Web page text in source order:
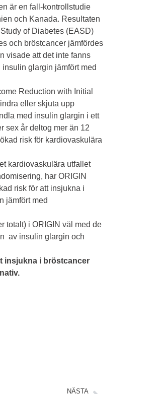
är en fall-kontrollstudie
och Kanada. Resultaten
of Diabetes (EASD)
och bröstcancer jämfördes
visade att det inte fanns
glargin jämfört med
Reduction with Initial
eller skjuta upp
med insulin glargin i ett
sex år deltog mer än 12
risk för kardiovaskulära
kardiovaskulära utfallet
har ORIGIN
risk för att insjukna i
jämfört med
totalt) i ORIGIN väl med de
av insulin glargin och
insjukna i bröstcancer
NÄSTA